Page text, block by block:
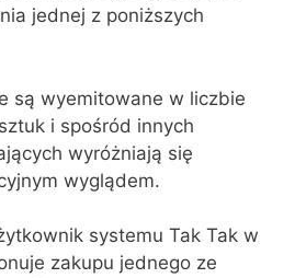
jednej z poniższych
są wyemitowane w liczbie
i spośród innych
wyróżniają się
wyglądem.
systemu Tak Tak w
zakupu jednego ze